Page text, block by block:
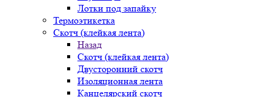
Лотки под запайку
Термоэтикетка
Скотч (клейкая лента)
Назад
Скотч (клейкая лента)
Двусторонний скотч
Изоляционная лента
Канцелярский скотч